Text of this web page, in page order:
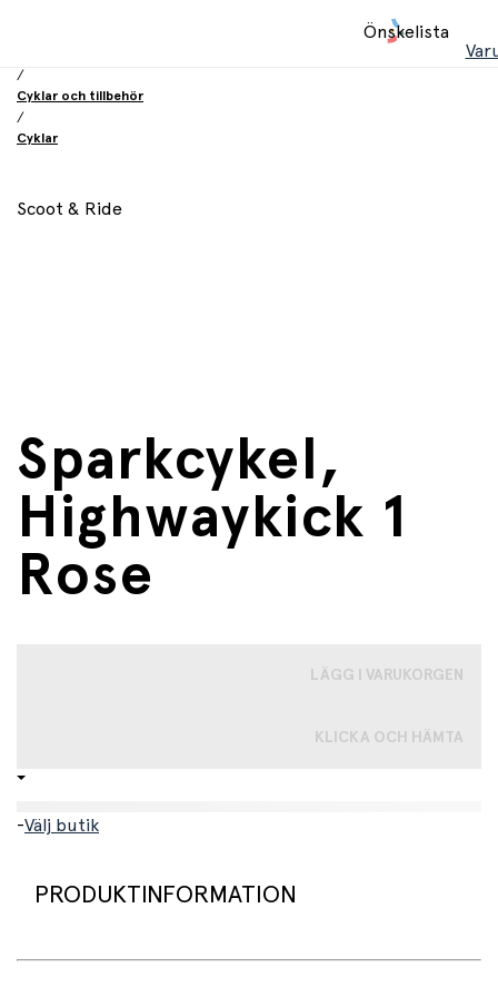
Önskelista
/
Cyklar och tillbehör
/
Cyklar
Scoot & Ride
Sparkcykel,
Highwaykick 1
Rose
LÄGG I VARUKORGEN
KLICKA OCH HÄMTA
-Välj butik
PRODUKTINFORMATION